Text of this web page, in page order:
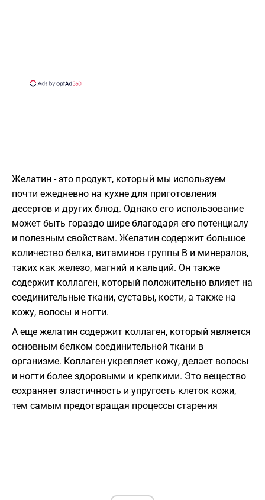
Желатин - это продукт, который мы используем
почти ежедневно на кухне для приготовления
десертов и других блюд. Однако его использование
может быть гораздо шире благодаря его потенциалу
и полезным свойствам. Желатин содержит большое
количество белка, витаминов группы В и минералов,
таких как железо, магний и кальций. Он также
содержит коллаген, который положительно влияет на
соединительные ткани, суставы, кости, а также на
кожу, волосы и ногти.
А еще желатин содержит коллаген, который является
основным белком соединительной ткани в
организме. Коллаген укрепляет кожу, делает волосы
и ногти более здоровыми и крепкими. Это вещество
сохраняет эластичность и упругость клеток кожи,
тем самым предотвращая процессы старения